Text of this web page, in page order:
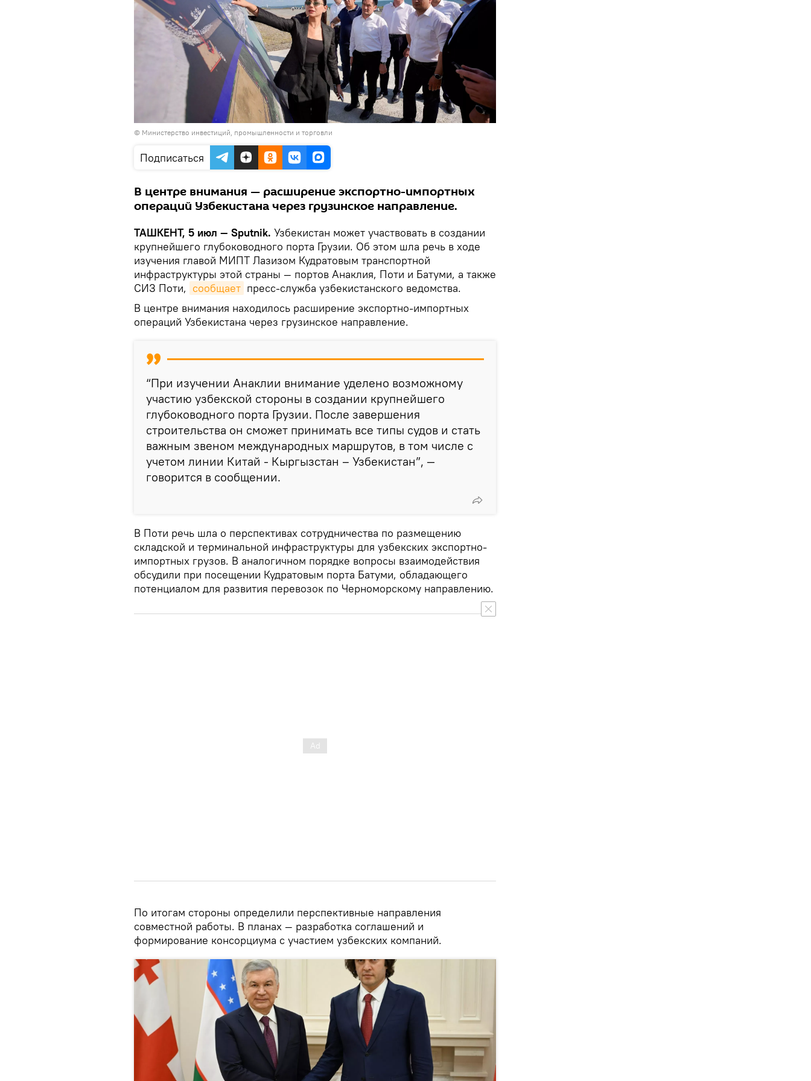
© Министерство инвестиций, промышленности и торговли
Подписаться
В центре внимания — расширение экспортно-импортных
операций Узбекистана через грузинское направление.
ТАШКЕНТ, 5 июл — Sputnik. Узбекистан может участвовать в создании
крупнейшего глубоководного порта Грузии. Об этом шла речь в ходе
изучения главой МИПТ Лазизом Кудратовым транспортной
инфраструктуры этой страны — портов Анаклия, Поти и Батуми, а также
СИЗ Поти, сообщает пресс-служба узбекистанского ведомства.
В центре внимания находилось расширение экспортно-импортных
операций Узбекистана через грузинское направление.
“При изучении Анаклии внимание уделено возможному
участию узбекской стороны в создании крупнейшего
глубоководного порта Грузии. После завершения
строительства он сможет принимать все типы судов и стать
важным звеном международных маршрутов, в том числе с
учетом линии Китай - Кыргызстан – Узбекистан”, —
говорится в сообщении.
В Поти речь шла о перспективах сотрудничества по размещению
складской и терминальной инфраструктуры для узбекских экспортно-
импортных грузов. В аналогичном порядке вопросы взаимодействия
обсудили при посещении Кудратовым порта Батуми, обладающего
потенциалом для развития перевозок по Черноморскому направлению.
По итогам стороны определили перспективные направления
совместной работы. В планах — разработка соглашений и
формирование консорциума с участием узбекских компаний.